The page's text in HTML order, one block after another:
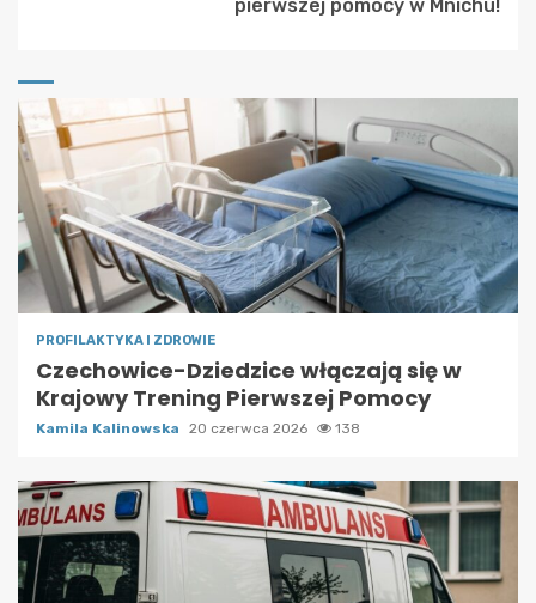
pierwszej pomocy w Mnichu!
PROFILAKTYKA I ZDROWIE
Czechowice-Dziedzice włączają się w
Krajowy Trening Pierwszej Pomocy
Kamila Kalinowska 20 czerwca 2026 138